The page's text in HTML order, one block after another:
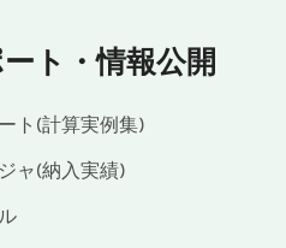
ト・情報公開
ト(計算実例集)
ャ(納入実績)